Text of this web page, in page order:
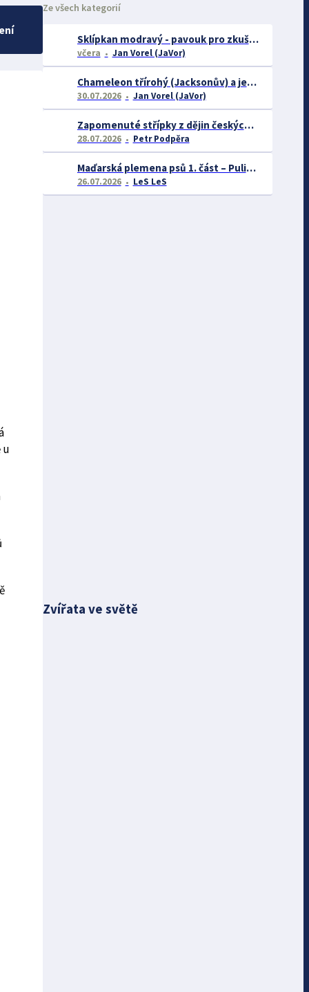
u
Ze všech kategorií
Sklípkan modravý - pavouk pro zkušené chovatele
včera Jan Vorel (JaVor)
Chameleon třírohý (Jacksonův) a jeho chov
30.07.2026 Jan Vorel (JaVor)
Zapomenuté střípky z dějin českých exotářů - 3.část
28.07.2026 Petr Podpěra
Maďarská plemena psů 1. část – Puli, Komondor
26.07.2026 LeS LeS
Zvířata ve světě